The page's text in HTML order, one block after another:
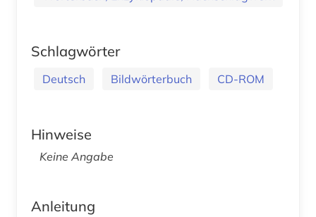
Schlagwörter
Deutsch Bildwörterbuch CD-ROM
Hinweise
Keine Angabe
Anleitung